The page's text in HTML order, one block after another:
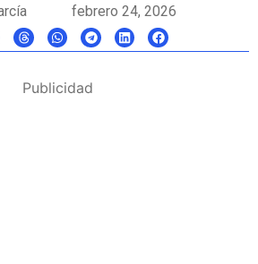
febrero 24, 2026
Publicidad